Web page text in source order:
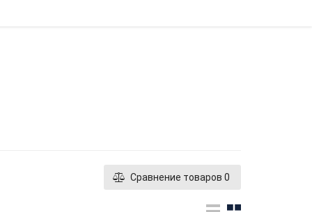
Сравнение товаров 0